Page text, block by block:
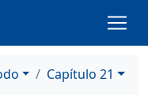
Capítulo 21